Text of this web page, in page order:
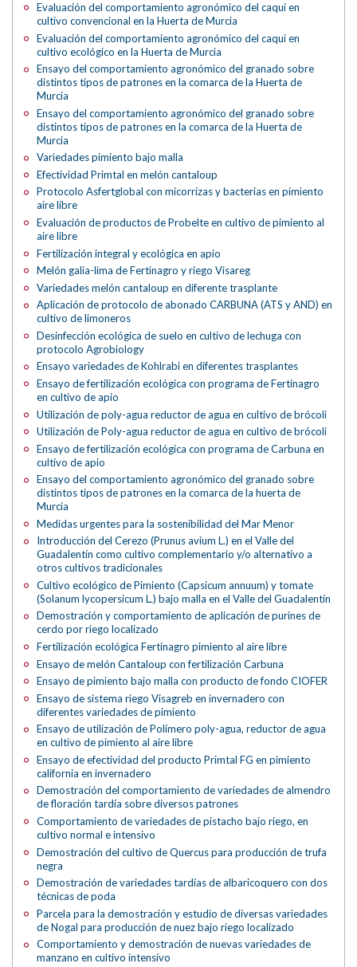
Evaluación del comportamiento agronómico del caqui en
cultivo convencional en la Huerta de Murcia
Evaluación del comportamiento agronómico del caqui en
cultivo ecológico en la Huerta de Murcia
Ensayo del comportamiento agronómico del granado sobre
distintos tipos de patrones en la comarca de la Huerta de
Murcia
Ensayo del comportamiento agronómico del granado sobre
distintos tipos de patrones en la comarca de la Huerta de
Murcia
Variedades pimiento bajo malla
Efectividad Primtal en melón cantaloup
Protocolo Asfertglobal con micorrizas y bacterias en pimiento
aire libre
Evaluación de productos de Probelte en cultivo de pimiento al
aire libre
Fertilización integral y ecológica en apio
Melón galia-lima de Fertinagro y riego Visareg
Variedades melón cantaloup en diferente trasplante
Aplicación de protocolo de abonado CARBUNA (ATS y AND) en
cultivo de limoneros
Desinfección ecológica de suelo en cultivo de lechuga con
protocolo Agrobiology
Ensayo variedades de Kohlrabi en diferentes trasplantes
Ensayo de fertilización ecológica con programa de Fertinagro
en cultivo de apio
Utilización de poly-agua reductor de agua en cultivo de brócoli
Utilización de Poly-agua reductor de agua en cultivo de brócoli
Ensayo de fertilización ecológica con programa de Carbuna en
cultivo de apio
Ensayo del comportamiento agronómico del granado sobre
distintos tipos de patrones en la comarca de la huerta de
Murcia
Medidas urgentes para la sostenibilidad del Mar Menor
Introducción del Cerezo (Prunus avium L.) en el Valle del
Guadalentín como cultivo complementario y/o alternativo a
otros cultivos tradicionales
Cultivo ecológico de Pimiento (Capsicum annuum) y tomate
(Solanum lycopersicum L.) bajo malla en el Valle del Guadalentín
Demostración y comportamiento de aplicación de purines de
cerdo por riego localizado
Fertilización ecológica Fertinagro pimiento al aire libre
Ensayo de melón Cantaloup con fertilización Carbuna
Ensayo de pimiento bajo malla con producto de fondo CIOFER
Ensayo de sistema riego Visagreb en invernadero con
diferentes variedades de pimiento
Ensayo de utilización de Polímero poly-agua, reductor de agua
en cultivo de pimiento al aire libre
Ensayo de efectividad del producto Primtal FG en pimiento
california en invernadero
Demostración del comportamiento de variedades de almendro
de floración tardía sobre diversos patrones
Comportamiento de variedades de pistacho bajo riego, en
cultivo normal e intensivo
Demostración del cultivo de Quercus para producción de trufa
negra
Demostración de variedades tardías de albaricoquero con dos
técnicas de poda
Parcela para la demostración y estudio de diversas variedades
de Nogal para producción de nuez bajo riego localizado
Comportamiento y demostración de nuevas variedades de
manzano en cultivo intensivo